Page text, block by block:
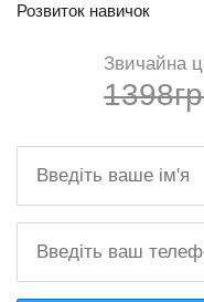
Розвиток навичок
Звичайна